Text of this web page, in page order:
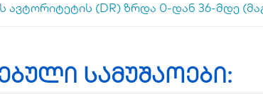
ავტორიტეტის (DR) ზრდა 0-დან 36-მდე
სამუშაოები: